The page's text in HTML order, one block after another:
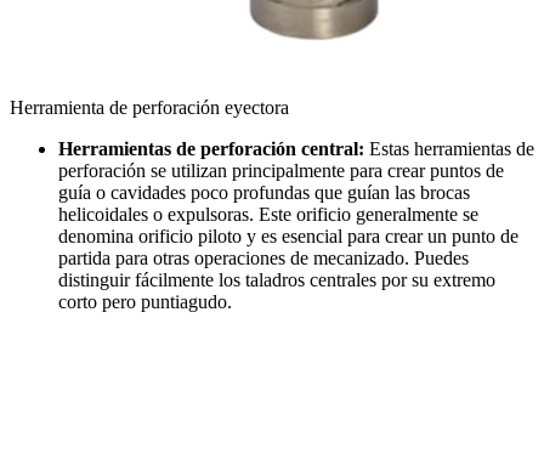
Herramienta de perforación eyectora
Herramientas de perforación central: Estas herramientas de
perforación se utilizan principalmente para crear puntos de
guía o cavidades poco profundas que guían las brocas
helicoidales o expulsoras. Este orificio generalmente se
denomina orificio piloto y es esencial para crear un punto de
partida para otras operaciones de mecanizado. Puedes
distinguir fácilmente los taladros centrales por su extremo
corto pero puntiagudo.